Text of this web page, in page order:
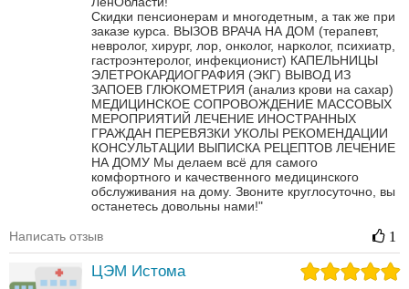
Скидки пенсионерам и многодетным, а так же при
заказе курса. ВЫЗОВ ВРАЧА НА ДОМ (терапевт,
невролог, хирург, лор, онколог, нарколог, психиатр,
гастроэнтеролог, инфекционист) КАПЕЛЬНИЦЫ
ЭЛЕТРОКАРДИОГРАФИЯ (ЭКГ) ВЫВОД ИЗ
ЗАПОЕВ ГЛЮКОМЕТРИЯ (анализ крови на сахар)
МЕДИЦИНСКОЕ СОПРОВОЖДЕНИЕ МАССОВЫХ
МЕРОПРИЯТИЙ ЛЕЧЕНИЕ ИНОСТРАННЫХ
ГРАЖДАН ПЕРЕВЯЗКИ УКОЛЫ РЕКОМЕНДАЦИИ
КОНСУЛЬТАЦИИ ВЫПИСКА РЕЦЕПТОВ ЛЕЧЕНИЕ
НА ДОМУ Мы делаем всё для самого
комфортного и качественного медицинского
обслуживания на дому. Звоните круглосуточно, вы
останетесь довольны нами!"
Написать отзыв 1
ЦЭМ Истома